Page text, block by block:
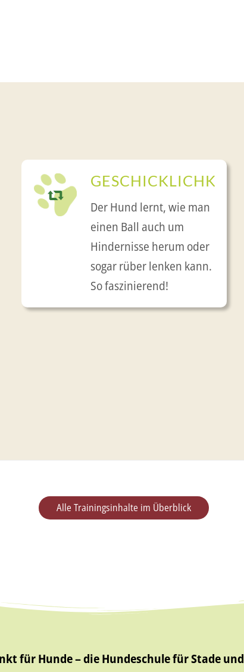
GESCHICKLICHKEIT
Der Hund lernt, wie man
einen Ball auch um
Hindernisse herum oder
sogar rüber lenken kann.
So faszinierend!
Alle Trainingsinhalte im Überblick
für Hunde – die Hundeschule für Stade und